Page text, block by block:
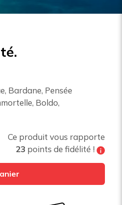
Bardane, Pensée
Boldo,
Ce produit vous rapporte
23 points de fidélité !
fidélité vous pouvez
réduction